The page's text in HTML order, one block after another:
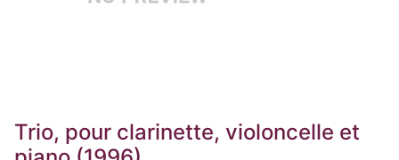
Trio, pour clarinette, violoncelle et